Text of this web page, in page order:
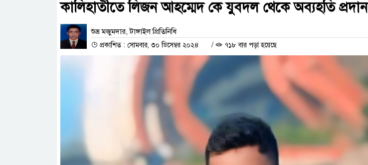
কালিহাতীতে লিজন আহম্মেদ কে যুবদল থেকে অব্যহতি প্রদান
শুভ্র মজুমদার, টাঙ্গাইল প্রিতিনিধি
প্রকাশিত : সোমবার, ৩০ ডিসেম্বর ২০২৪ / ৭১৮ বার পড়া হয়েছে